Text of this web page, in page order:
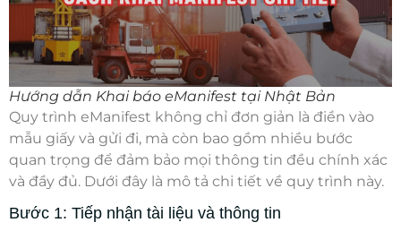
Hướng dẫn Khai báo eManifest tại Nhật Bản
Quy trình eManifest không chỉ đơn giản là điền vào
mẫu giấy và gửi đi, mà còn bao gồm nhiều bước
quan trọng để đảm bảo mọi thông tin đều chính xác
và đầy đủ. Dưới đây là mô tả chi tiết về quy trình này.
Bước 1: Tiếp nhận tài liệu và thông tin